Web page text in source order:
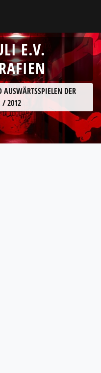
E.V.
DER
/ 2012